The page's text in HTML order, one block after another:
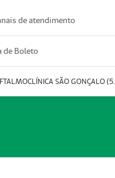
de atendimento
de Boleto
Prestador